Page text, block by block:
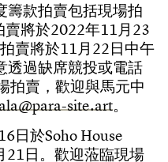
籌款拍賣包括現場拍
賣將於2022年11月 23
拍賣將於11月 22日中午
透過缺席競投或電話
拍賣 ， 歡迎與馬元中
la@para-site.art。
16日於Soho House
21日 。 歡迎蒞臨現場